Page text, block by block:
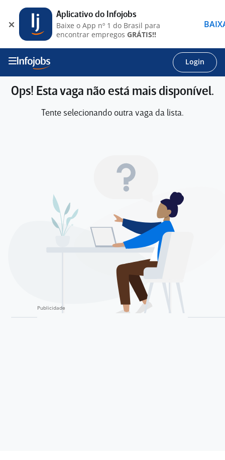
Login
Ops! Esta vaga não está mais disponível.
Tente selecionando outra vaga da lista.
Aplicativo do Infojobs
Baixe o App nº 1 do Brasil para
encontrar empregos GRÁTIS!!